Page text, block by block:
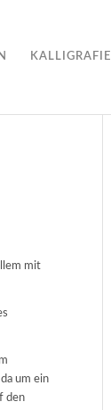
KALLIGRAFIE
mit
um ein
den